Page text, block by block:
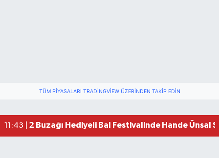
TÜM PIYASALARI TRADINGVIEW ÜZERINDEN TAKIP EDIN
11:43 | 2 Buzağı Hediyeli Bal Festivalinde Hande Ünsal